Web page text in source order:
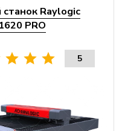
Raylogic
PRO
5